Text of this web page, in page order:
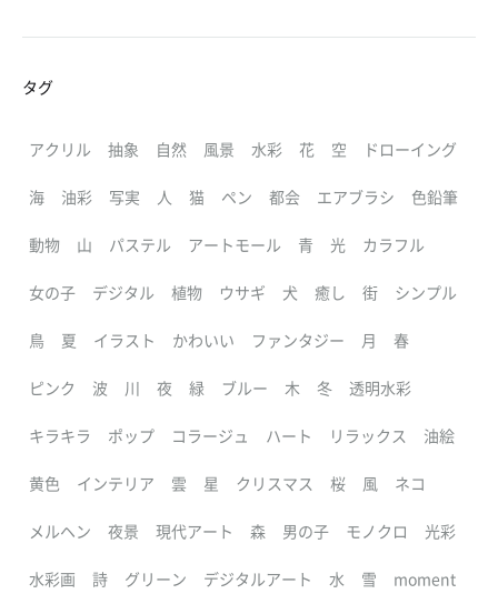
タグ
アクリル 抽象 自然 風景 水彩 花 空 ドローイング
海 油彩 写実 人 猫 ペン 都会 エアブラシ 色鉛筆
動物 山 パステル アートモール 青 光 カラフル
女の子 デジタル 植物 ウサギ 犬 癒し 街 シンプル
鳥 夏 イラスト かわいい ファンタジー 月 春
ピンク 波 川 夜 緑 ブルー 木 冬 透明水彩
キラキラ ポップ コラージュ ハート リラックス 油絵
黄色 インテリア 雲 星 クリスマス 桜 風 ネコ
メルヘン 夜景 現代アート 森 男の子 モノクロ 光彩
水彩画 詩 グリーン デジタルアート 水 雪 moment